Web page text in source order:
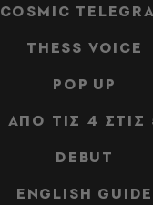
COSMIC
THESS VOICE
POP UP
ΑΠΟ ΤΙΣ 4 ΣΤΙΣ
DEBUT
ENGLISH GUIDE